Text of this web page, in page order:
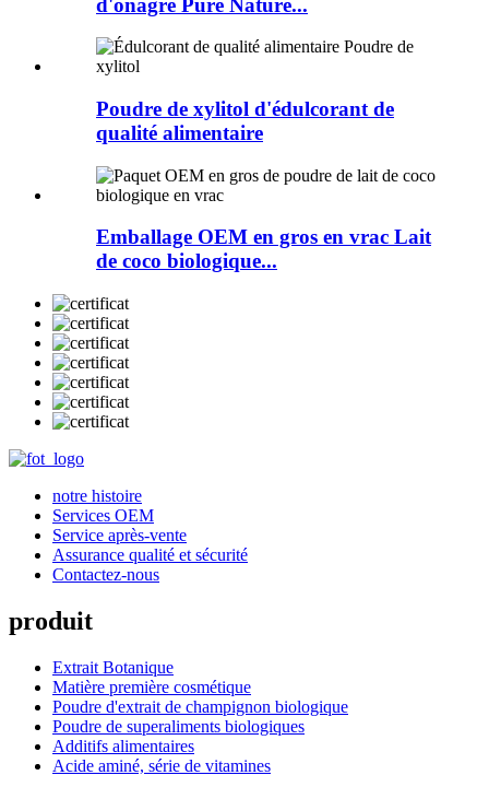
Poudre de xylitol d'édulcorant de
qualité alimentaire
Emballage OEM en gros en vrac Lait
de coco biologique...
notre histoire
Services OEM
Service après-vente
Assurance qualité et sécurité
Contactez-nous
produit
Extrait Botanique
Matière première cosmétique
Poudre d'extrait de champignon biologique
Poudre de superaliments biologiques
Additifs alimentaires
Acide aminé, série de vitamines